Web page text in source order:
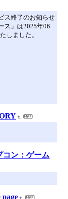
ス終了のお知らせ
ス」は2025年06
しました。
コン：ゲーム
page